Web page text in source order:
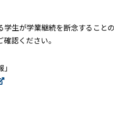
生が学業継続を断念するこ
認ください。